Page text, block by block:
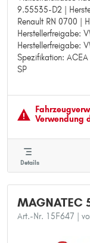
9.55535-D2 |
Renault RN 0700 |
Herstellerfreigabe:
Herstellerfreigabe:
Spezifikation:
SP
Inhalt [Liter]: 1
Viskositätsklasse
Herstellerfreigabe:
Herstellerfreigabe:
Herstellerfreigabe:
Herstellerfreigabe:
Herstellerfreigabe:
Herstellerfreigabe:
Herstellerfreigabe:
Spezifikation: API
Verwendung
Details
MAGNATEC
Art.-Nr. 15F647 |